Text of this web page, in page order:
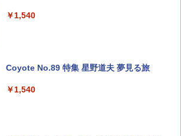
￥1,540
Coyote No.89 特集 星野道夫 夢見る旅
￥1,540